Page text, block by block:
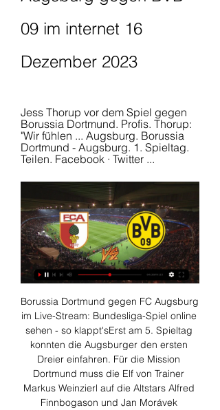
09 im internet 16
Dezember 2023
Jess Thorup vor dem Spiel gegen
Borussia Dortmund. Profis. Thorup:
"Wir fühlen ... Augsburg. Borussia
Dortmund - Augsburg. 1. Spieltag.
Teilen. Facebook · Twitter ...
Borussia Dortmund gegen FC Augsburg
im Live-Stream: Bundesliga-Spiel online
sehen - so klappt'sErst am 5. Spieltag
konnten die Augsburger den ersten
Dreier einfahren. Für die Mission
Dortmund muss die Elf von Trainer
Markus Weinzierl auf die Altstars Alfred
Finnbogason und Jan Morávek